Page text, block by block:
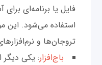
فایل یا برنامه‌ای برای
استفاده می‌شود. این
تروجان‌ها و
باج‌افزار: یکی دیگر